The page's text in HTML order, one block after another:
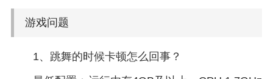
游戏问题
1、跳舞的时候卡顿怎么回事？